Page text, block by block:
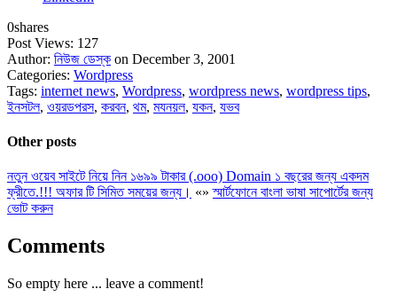
0shares
Post Views: 127
Author: নিউজ ডেস্ক on December 3, 2001
Categories: Wordpress
Tags: internet news, Wordpress, wordpress news, wordpress tips,
ইনসটল, ওয়রডপরস, করবন, থম, মযনয়ল, যকন, যভব
Other posts
নতুন ওয়েব সাইটে নিয়ে নিন ১৬৯৯ টাকার (.ooo) Domain ১ বছরের জন্য একদম
ফ্রীতে.!!! অফার টি সিমিত সময়ের জন্য। «»স্মার্টফোনে বাংলা ভাষা সাপোর্টের জন্য
ভোট করুন
Comments
So empty here ... leave a comment!